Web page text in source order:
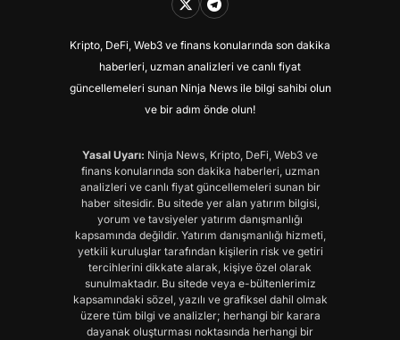
Kripto, DeFi, Web3 ve finans konularında son dakika
haberleri, uzman analizleri ve canlı fiyat
güncellemeleri sunan Ninja News ile bilgi sahibi olun
ve bir adım önde olun!
Yasal Uyarı: Ninja News, Kripto, DeFi, Web3 ve
finans konularında son dakika haberleri, uzman
analizleri ve canlı fiyat güncellemeleri sunan bir
haber sitesidir. Bu sitede yer alan yatırım bilgisi,
yorum ve tavsiyeler yatırım danışmanlığı
kapsamında değildir. Yatırım danışmanlığı hizmeti,
yetkili kuruluşlar tarafından kişilerin risk ve getiri
tercihlerini dikkate alarak, kişiye özel olarak
sunulmaktadır. Bu sitede veya e-bültenlerimiz
kapsamındaki sözel, yazılı ve grafiksel dahil olmak
üzere tüm bilgi ve analizler; herhangi bir karara
dayanak oluşturması noktasında herhangi bir